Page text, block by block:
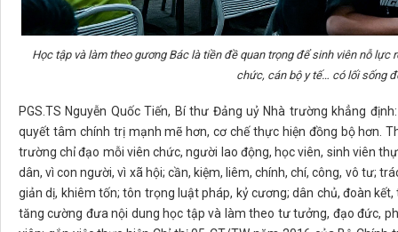
Học tập và làm theo gương Bác là tiền đề quan trọng để sinh viên nỗ
chức, cán bộ y tế… có lối sống
PGS.TS Nguyễn Quốc Tiến, Bí thư Đảng uỷ Nhà trường khẳng
quyết tâm chính trị mạnh mẽ hơn, cơ chế thực hiện đồng bộ hơn.
trường chỉ đạo mỗi viên chức, người lao động, học viên, sinh viên
dân, vì con người, vì xã hội; cần, kiệm, liêm, chính, chí, công, vô tư;
giản dị, khiêm tốn; tôn trọng luật pháp, kỷ cương; dân chủ, đoàn
tăng cường đưa nội dung học tập và làm theo tư tưởng, đạo đức,